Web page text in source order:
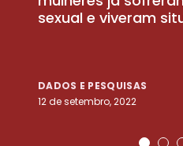
sexual e viveram
DADOS E PESQUISAS
12 de setembro, 2022